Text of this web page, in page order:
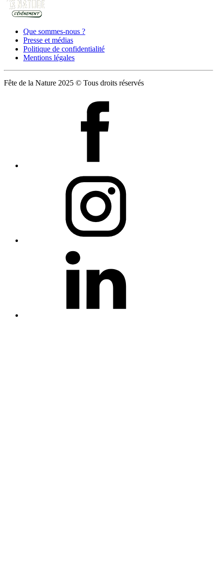
Que sommes-nous ?
Presse et médias
Politique de confidentialité
Mentions légales
Fête de la Nature 2025 © Tous droits réservés